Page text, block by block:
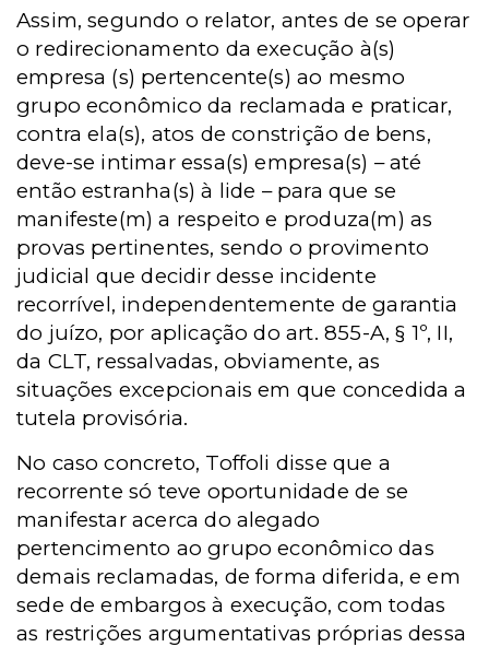
Assim, segundo o relator, antes de se operar
o redirecionamento da execução à(s)
empresa (s) pertencente(s) ao mesmo
grupo econômico da reclamada e praticar,
contra ela(s), atos de constrição de bens,
deve-se intimar essa(s) empresa(s) – até
então estranha(s) à lide – para que se
manifeste(m) a respeito e produza(m) as
provas pertinentes, sendo o provimento
judicial que decidir desse incidente
recorrível, independentemente de garantia
do juízo, por aplicação do art. 855-A, § 1º, II,
da CLT, ressalvadas, obviamente, as
situações excepcionais em que concedida a
tutela provisória.
No caso concreto, Toffoli disse que a
recorrente só teve oportunidade de se
manifestar acerca do alegado
pertencimento ao grupo econômico das
demais reclamadas, de forma diferida, e em
sede de embargos à execução, com todas
as restrições argumentativas próprias dessa